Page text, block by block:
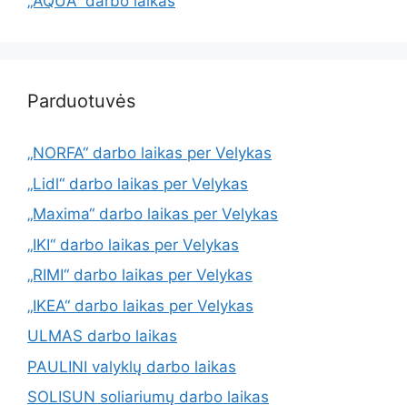
Parduotuvės
„NORFA“ darbo laikas per Velykas
„Lidl“ darbo laikas per Velykas
„Maxima“ darbo laikas per Velykas
„IKI“ darbo laikas per Velykas
„RIMI“ darbo laikas per Velykas
„IKEA“ darbo laikas per Velykas
ULMAS darbo laikas
PAULINI valyklų darbo laikas
SOLISUN soliariumų darbo laikas